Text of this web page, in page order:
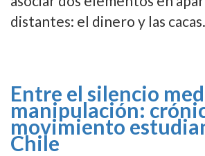
distantes: el dinero y las cacas.
Entre el silencio
manipulación:
movimiento
Chile